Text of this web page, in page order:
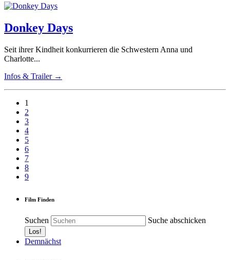
Donkey Days
Seit ihrer Kindheit konkurrieren die Schwestern Anna und
Charlotte...
Infos & Trailer →
1
2
3
4
5
6
7
8
9
Film Finden
Suchen Suche abschicken
Demnächst